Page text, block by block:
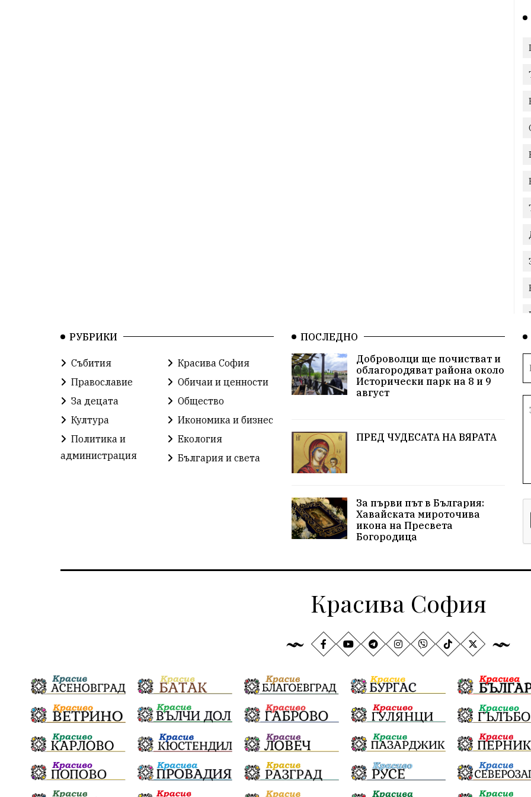
РУБРИКИ
Събития
Красива София
Православие
Обичаи и ценности
За децата
Общество
Култура
Икономика и бизнес
Политика и
администрация
Екология
България и света
ПОСЛЕДНО
Доброволци ще почистват и
облагородяват района около
Исторически парк на 8 и 9
август
ПРЕД ЧУДЕСАТА НА ВЯРАТА
За първи път в България:
Хавайската мироточива
икона на Пресвета
Богородица
Красива София